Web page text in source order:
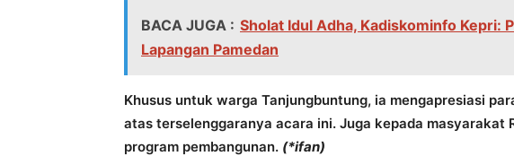
BACA JUGA : Sholat Idul Adha, Kadiskominfo Kepri:
Lapangan Pamedan
Khusus untuk warga Tanjungbuntung, ia mengapresiasi
atas terselenggaranya acara ini. Juga kepada masyarakat
program pembangunan. (*ifan)